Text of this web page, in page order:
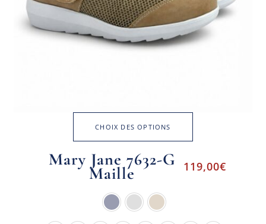
CHOIX DES OPTIONS
Mary Jane 7632-G
Maille 119,00€